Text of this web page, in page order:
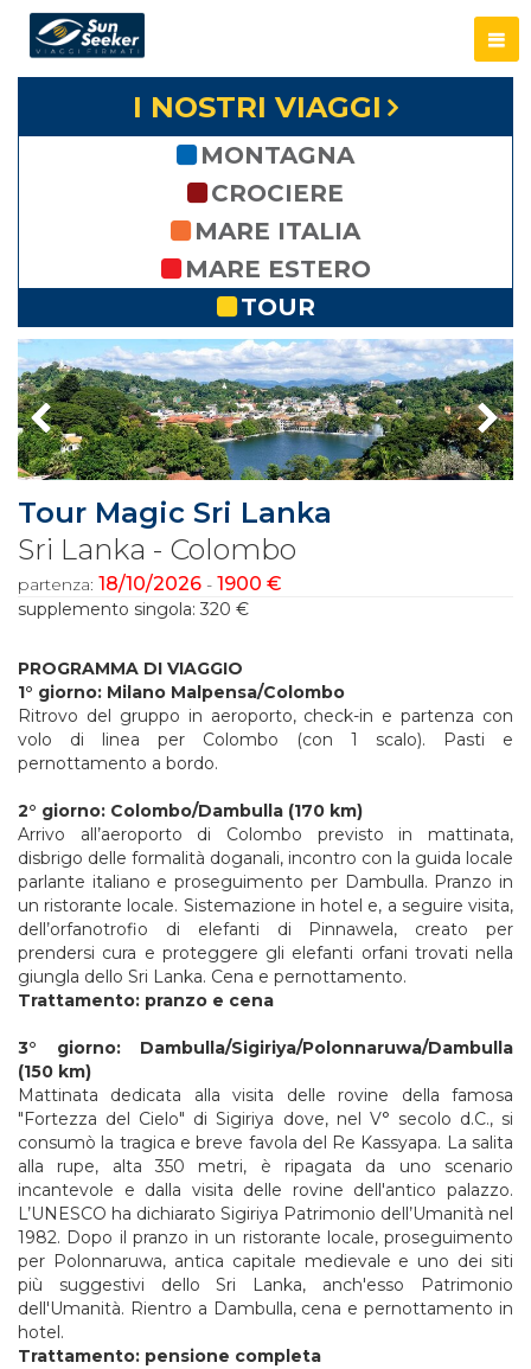
I NOSTRI VIAGGI
MONTAGNA
CROCIERE
MARE ITALIA
MARE ESTERO
TOUR
Tour Magic Sri Lanka
Sri Lanka - Colombo
partenza: 18/10/2026 - 1900 €
supplemento singola: 320 €
PROGRAMMA DI VIAGGIO
1° giorno: Milano Malpensa/Colombo
Ritrovo del gruppo in aeroporto, check-in e partenza con
volo di linea per Colombo (con 1 scalo). Pasti e
pernottamento a bordo.
2° giorno: Colombo/Dambulla (170 km)
Arrivo all’aeroporto di Colombo previsto in mattinata,
disbrigo delle formalità doganali, incontro con la guida locale
parlante italiano e proseguimento per Dambulla. Pranzo in
un ristorante locale. Sistemazione in hotel e, a seguire visita,
dell’orfanotrofio di elefanti di Pinnawela, creato per
prendersi cura e proteggere gli elefanti orfani trovati nella
giungla dello Sri Lanka. Cena e pernottamento.
Trattamento: pranzo e cena
3° giorno:
Dambulla/Sigiriya/Polonnaruwa/Dambulla
(150 km)
Mattinata dedicata alla visita delle rovine della famosa
"Fortezza del Cielo" di Sigiriya dove, nel V° secolo d.C., si
consumò la tragica e breve favola del Re Kassyapa. La salita
alla rupe, alta 350 metri, è ripagata da uno scenario
incantevole e dalla visita delle rovine dell'antico palazzo.
L’UNESCO ha dichiarato Sigiriya Patrimonio dell’Umanità nel
1982. Dopo il pranzo in un ristorante locale, proseguimento
per Polonnaruwa, antica capitale medievale e uno dei siti
più suggestivi dello Sri Lanka, anch'esso Patrimonio
dell'Umanità. Rientro a Dambulla, cena e pernottamento in
hotel.
Trattamento: pensione completa